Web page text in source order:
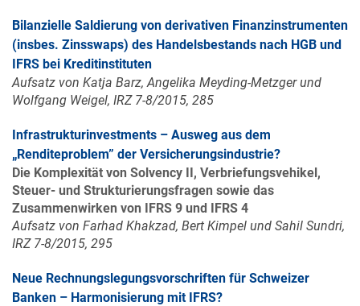
Bilanzielle Saldierung von derivativen Finanzinstrumenten
(insbes. Zinsswaps) des Handelsbestands nach HGB und
IFRS bei Kreditinstituten
Aufsatz von Katja Barz, Angelika Meyding-Metzger und
Wolfgang Weigel, IRZ 7-8/2015, 285
Infrastrukturinvestments – Ausweg aus dem
„Renditeproblem” der Versicherungsindustrie?
Die Komplexität von Solvency II, Verbriefungsvehikel,
Steuer- und Strukturierungsfragen sowie das
Zusammenwirken von IFRS 9 und IFRS 4
Aufsatz von Farhad Khakzad, Bert Kimpel und Sahil Sundri,
IRZ 7-8/2015, 295
Neue Rechnungslegungsvorschriften für Schweizer
Banken – Harmonisierung mit IFRS?